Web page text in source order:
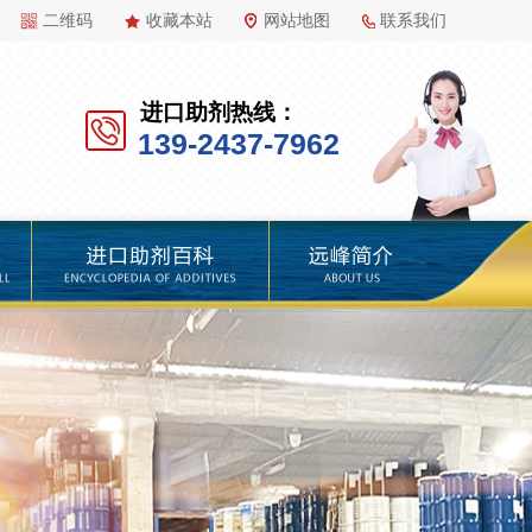
二维码 收藏本站 网站地图 联系我们
进口助剂热线：
139-2437-7962
科 远峰简介